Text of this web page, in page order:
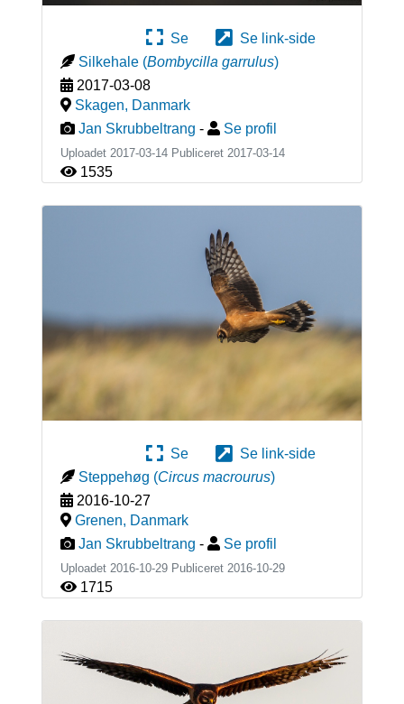
Se
Se link-side
Silkehale (Bombycilla garrulus)
2017-03-08
Skagen, Danmark
Jan Skrubbeltrang - Se profil
Uploadet 2017-03-14 Publiceret 2017-03-14
1535
Se
Se link-side
Steppehøg (Circus macrourus)
2016-10-27
Grenen, Danmark
Jan Skrubbeltrang - Se profil
Uploadet 2016-10-29 Publiceret 2016-10-29
1715